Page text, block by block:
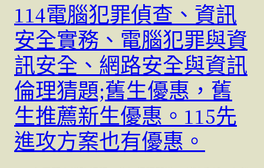
114電腦犯罪偵查、資訊
安全實務、電腦犯罪與資
訊安全、網路安全與資訊
倫理猜題;舊生優惠，舊
生推薦新生優惠。115先
進攻方案也有優惠。